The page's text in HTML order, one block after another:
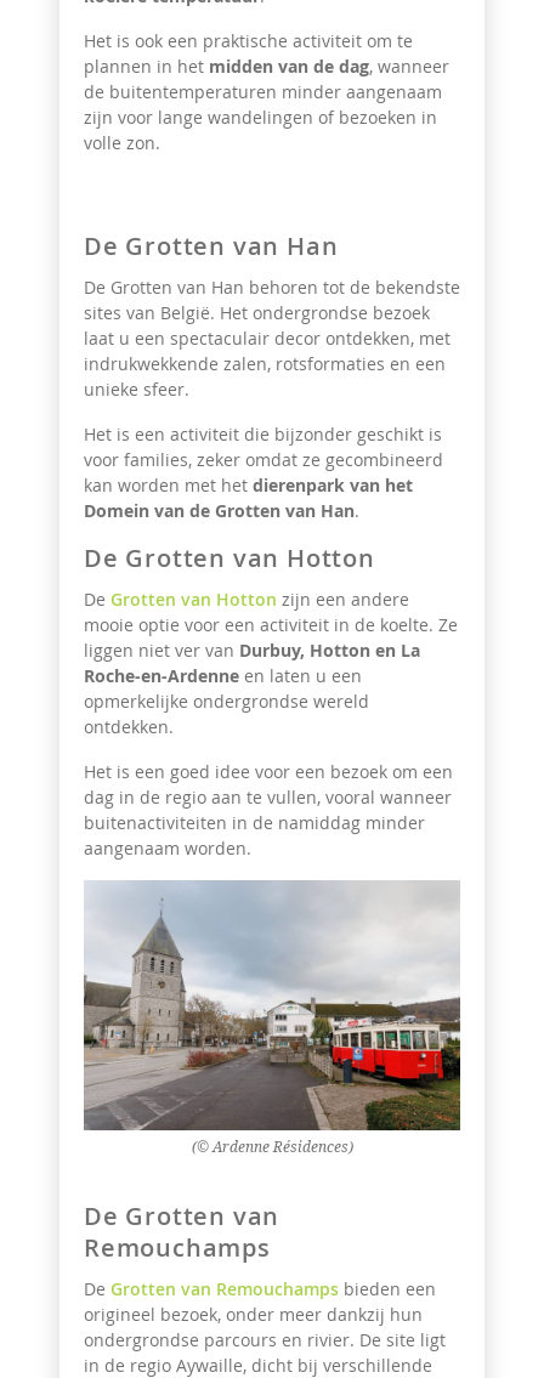
Het is ook een praktische activiteit om te
plannen in het midden van de dag, wanneer
de buitentemperaturen minder aangenaam
zijn voor lange wandelingen of bezoeken in
volle zon.
De Grotten van Han
De Grotten van Han behoren tot de bekendste
sites van België. Het ondergrondse bezoek
laat u een spectaculair decor ontdekken, met
indrukwekkende zalen, rotsformaties en een
unieke sfeer.
Het is een activiteit die bijzonder geschikt is
voor families, zeker omdat ze gecombineerd
kan worden met het dierenpark van het
Domein van de Grotten van Han.
De Grotten van Hotton
De Grotten van Hotton zijn een andere
mooie optie voor een activiteit in de koelte. Ze
liggen niet ver van Durbuy, Hotton en La
Roche-en-Ardenne en laten u een
opmerkelijke ondergrondse wereld
ontdekken.
Het is een goed idee voor een bezoek om een
dag in de regio aan te vullen, vooral wanneer
buitenactiviteiten in de namiddag minder
aangenaam worden.
(© Ardenne Résidences)
De Grotten van
Remouchamps
De Grotten van Remouchamps bieden een
origineel bezoek, onder meer dankzij hun
ondergrondse parcours en rivier. De site ligt
in de regio Aywaille, dicht bij verschillende